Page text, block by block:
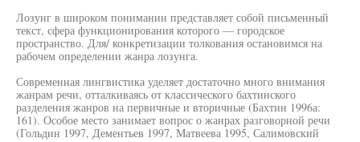
Лозунг в широком понимании представляет собой письменный
текст, сфера функционирования которого — городское
пространство. Для/ конкретизации толкования остановимся на
рабочем определении жанра лозунга.
Современная лингвистика уделяет достаточно много внимания
жанрам речи, отталкиваясь от классического бахтинского
разделения жанров на первичные и вторичные (Бахтин 1996а:
161). Особое место занимает вопрос о жанрах разговорной речи
(Гольдин 1997, Дементьев 1997, Матвеева 1995, Салимовский